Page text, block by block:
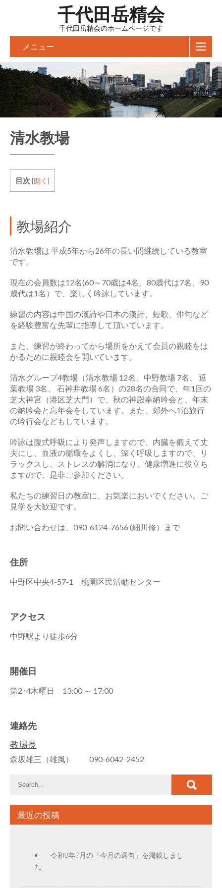
千代田岳精会
千代田岳精会のホームページです
メニュー
清水教場
目次 [開く ]
教場紹介
清水教場は 平成5年から26年の長い間継続している教室
です。
現在の会員数は12名(60～70歳は4名、80歳代は7名、90
歳代は1名）で、楽しく吟詠しています。
練習の内容は中国の漢詩や日本の漢詩、短歌、俳句など
を経験豊富な先輩に指導して頂いています。
また、練習が終わってから場所をかえて会員の親睦をは
かるために親睦会を開いています。
清水グループ4教場（清水教場 12名、中野教場 7名、 逗
葉教場 3名、 石神井教場 6名）の28名の合同で、年1回の
芝大神宮（港区芝大門）で、秋の神殿奉納吟会と、年末
の納吟会と忘年会をしています。また、郊外へ1泊旅行
の吟行会などもしています。
吟詠は腹式呼吸により発声しますので、内臓を鍛えて丈
夫にし、血液の循環をよくし、深く呼吸しますので、リ
ラックスし、ストレスの解消になり、健康増進に役立ち
ますので、是非ご参加ください。
私たちの練習日の教室に、お気楽においでください。ご
見学を大歓迎です。
お問い合わせは、090-6124-7656 (細川修）まで
住所
中野区中央4-57-1 桃園区民活動センター
アクセス
中野駅より徒歩6分
開催日
第2･4木曜日 13:00 ～ 17:00
連絡先
教場長
森坂雄三（雄風） 090-6042-2452
最近の投稿
令和8年7月の「今月の選句」を掲載しまし
た